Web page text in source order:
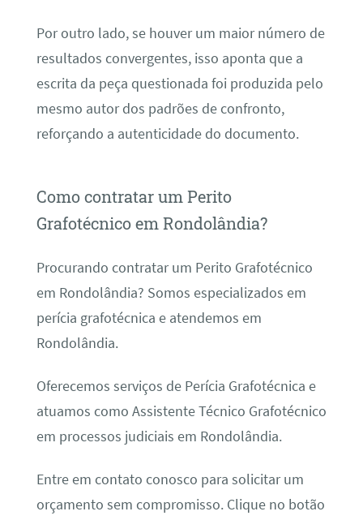
Por outro lado, se houver um maior número de
resultados convergentes, isso aponta que a
escrita da peça questionada foi produzida pelo
mesmo autor dos padrões de confronto,
reforçando a autenticidade do documento.
Como contratar um Perito
Grafotécnico em Rondolândia?
Procurando contratar um Perito Grafotécnico
em Rondolândia? Somos especializados em
perícia grafotécnica e atendemos em
Rondolândia.
Oferecemos serviços de Perícia Grafotécnica e
atuamos como Assistente Técnico Grafotécnico
em processos judiciais em Rondolândia.
Entre em contato conosco para solicitar um
orçamento sem compromisso. Clique no botão